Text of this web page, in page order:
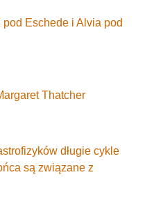
Eschede i Alvia pod
Thatcher
długie cykle
są związane z